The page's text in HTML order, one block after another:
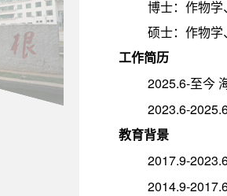
博士：作物学
硕士：作物学
工作简历
2025.6-至今
2023.6-
教育背景
2017.9-
2014.9-